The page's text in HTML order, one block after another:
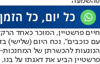
חיים פרשטיין, המוכר כאחד
עם כוכבים", נכח היום (שלישי)
הנוגעות להכשרתן של
פרשטיין הביע את דאגתו על